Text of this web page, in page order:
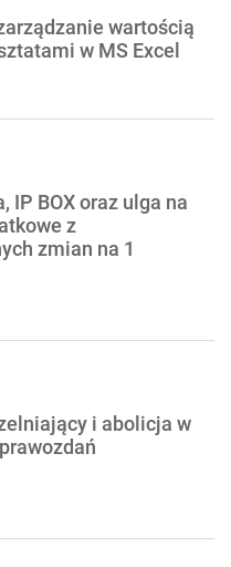
wartością
w MS Excel
IP BOX oraz ulga na
z
zmian na 1
i abolicja w